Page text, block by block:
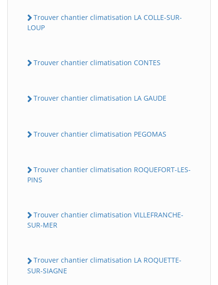
Trouver chantier climatisation LA COLLE-SUR-
LOUP
Trouver chantier climatisation CONTES
Trouver chantier climatisation LA GAUDE
Trouver chantier climatisation PEGOMAS
Trouver chantier climatisation ROQUEFORT-LES-
PINS
Trouver chantier climatisation VILLEFRANCHE-
SUR-MER
Trouver chantier climatisation LA ROQUETTE-
SUR-SIAGNE